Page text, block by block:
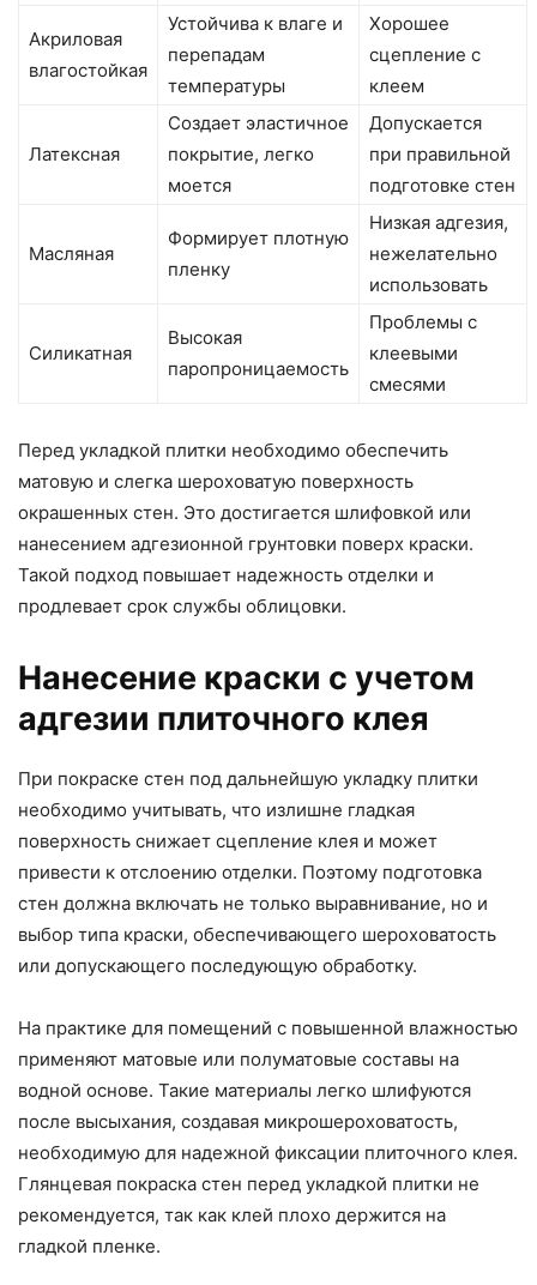
Акриловая
влагостойкая
Устойчива к влаге и
перепадам
температуры
Хорошее
сцепление с
клеем
Латексная
Создает эластичное
покрытие, легко
моется
Допускается
при правильной
подготовке стен
Масляная
Формирует плотную
пленку
Низкая адгезия,
нежелательно
использовать
Силикатная
Высокая
паропроницаемость
Проблемы с
клеевыми
смесями
Перед укладкой плитки необходимо обеспечить
матовую и слегка шероховатую поверхность
окрашенных стен. Это достигается шлифовкой или
нанесением адгезионной грунтовки поверх краски.
Такой подход повышает надежность отделки и
продлевает срок службы облицовки.
Нанесение краски с учетом
адгезии плиточного клея
При покраске стен под дальнейшую укладку плитки
необходимо учитывать, что излишне гладкая
поверхность снижает сцепление клея и может
привести к отслоению отделки. Поэтому подготовка
стен должна включать не только выравнивание, но и
выбор типа краски, обеспечивающего шероховатость
или допускающего последующую обработку.
На практике для помещений с повышенной влажностью
применяют матовые или полуматовые составы на
водной основе. Такие материалы легко шлифуются
после высыхания, создавая микрошероховатость,
необходимую для надежной фиксации плиточного клея.
Глянцевая покраска стен перед укладкой плитки не
рекомендуется, так как клей плохо держится на
гладкой пленке.